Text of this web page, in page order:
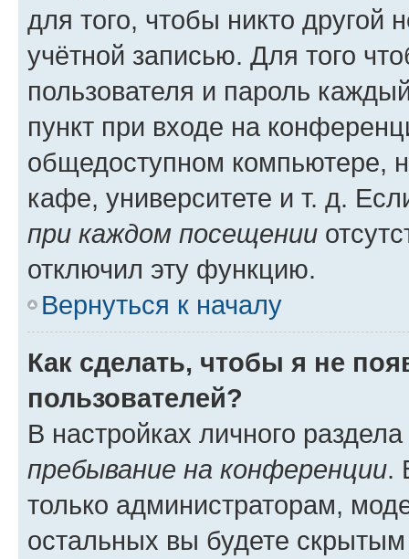
для того, чтобы никто другой
учётной записью. Для того
пользователя и пароль
пункт при входе на
общедоступном компьютере,
кафе, университете и т. д.
при каждом посещении
отключил эту функцию.
Вернуться к началу
Как сделать, чтобы я не
пользователей?
В настройках личного
пребывание на конференции.
только администраторам,
остальных вы будете